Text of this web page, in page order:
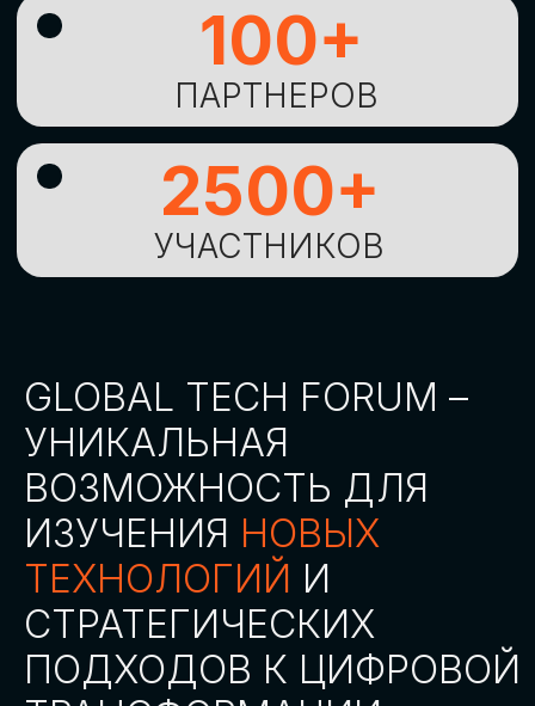
БИЗНЕСА
ОСТАВИТЬ
ЗАЯВКУ
АККРЕДИТАЦИЯ
СМИ
СКАЧАТЬ ПРОГРАММУ
СТАТЬ СПИКЕРОМ
Оставьте заявку, наши менеджеры
СТАТЬ УЧАСТНИКОМ